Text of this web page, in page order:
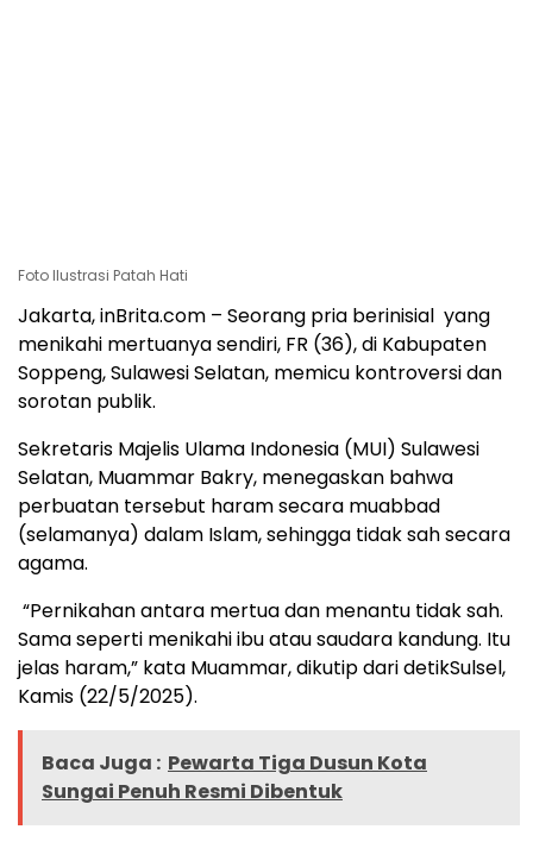
Foto Ilustrasi Patah Hati
Jakarta, inBrita.com – Seorang pria berinisial yang
menikahi mertuanya sendiri, FR (36), di Kabupaten
Soppeng, Sulawesi Selatan, memicu kontroversi dan
sorotan publik.
Sekretaris Majelis Ulama Indonesia (MUI) Sulawesi
Selatan, Muammar Bakry, menegaskan bahwa
perbuatan tersebut haram secara muabbad
(selamanya) dalam Islam, sehingga tidak sah secara
agama.
“Pernikahan antara mertua dan menantu tidak sah.
Sama seperti menikahi ibu atau saudara kandung. Itu
jelas haram,” kata Muammar, dikutip dari detikSulsel,
Kamis (22/5/2025).
Baca Juga : Pewarta Tiga Dusun Kota
Sungai Penuh Resmi Dibentuk